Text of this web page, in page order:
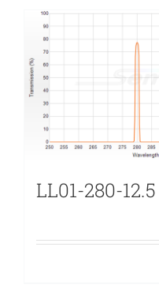
LL01-280-12.5